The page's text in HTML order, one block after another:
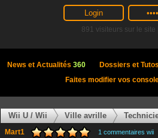
891 visiteurs sur le site |
News et Actualités 360 Dossiers et Tutos
Faites modifier vos
Wii U / Wii Ville avrille
Mart1 1 commentaires wii